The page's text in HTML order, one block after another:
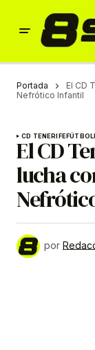
Portada
El CD
Nefrótico Infantil
CD TENERIFEFÚTBOL
El CD
lucha
por